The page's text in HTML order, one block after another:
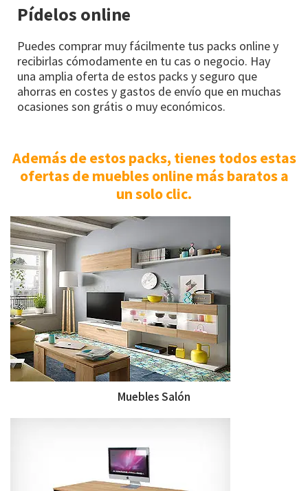
Pídelos online
Puedes comprar muy fácilmente tus packs online y
recibirlas cómodamente en tu cas o negocio. Hay
una amplia oferta de estos packs y seguro que
ahorras en costes y gastos de envío que en muchas
ocasiones son grátis o muy económicos.
Además de estos packs, tienes todos estas
ofertas de muebles online más baratos a
un solo clic.
Muebles Salón